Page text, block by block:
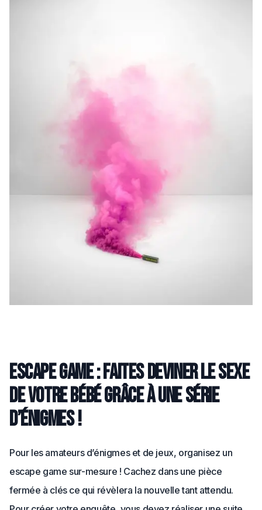
Escape game : faites deviner le sexe
de votre bébé grâce à une série
d’énigmes !
Pour les amateurs d’énigmes et de jeux, organisez un
escape game sur-mesure ! Cachez dans une pièce
fermée à clés ce qui révèlera la nouvelle tant attendu.